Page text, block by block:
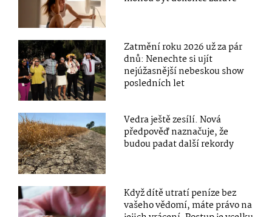
Zatmění roku 2026 už za pár
dnů: Nenechte si ujít
nejúžasnější nebeskou show
posledních let
Vedra ještě zesílí. Nová
předpověď naznačuje, že
budou padat další rekordy
Když dítě utratí peníze bez
vašeho vědomí, máte právo na